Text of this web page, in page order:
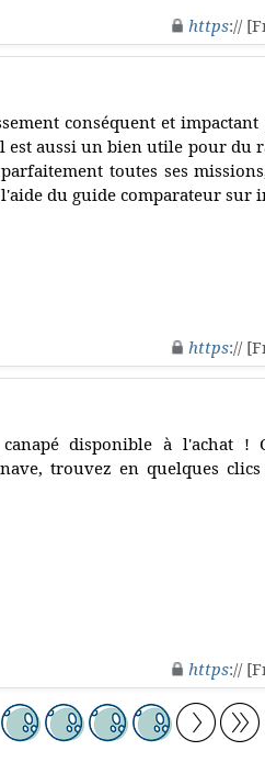
https://
conséquent et
aussi un bien utile pour du
toutes ses
du guide comparateur sur
https://
disponible à l'achat !
trouvez en quelques
https://